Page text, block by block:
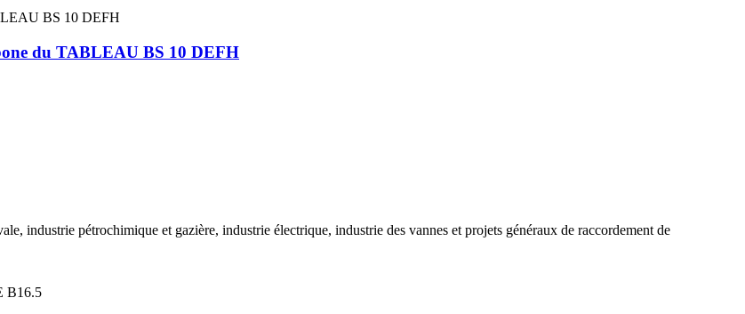
du TABLEAU BS 10 DEFH
industrie pétrochimique et gazière, industrie électrique, industrie des vannes et projets généraux de raccordement de